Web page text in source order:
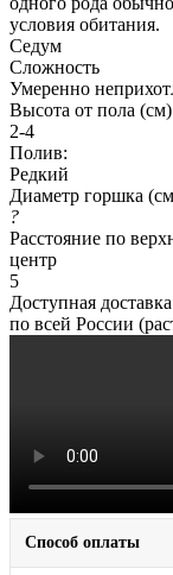
условия обитания.
Седум
Сложность
Умеренно
Высота от пола (см)
2-4
Полив:
Редкий
Диаметр горшка
?
Расстояние по
центр
5
Доступная доставка
по всей России
Способ оплаты